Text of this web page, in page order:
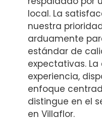
local. La
nuestra
arduamente
estándar de
expectativas.
experiencia,
enfoque
distingue en el
en Villaflor.